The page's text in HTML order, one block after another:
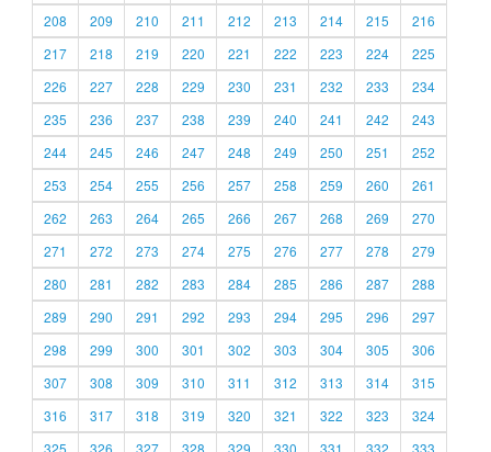
208
209 210 211 212 213 214 215
216
217
218 219 220 221 222 223 224
225
226
227 228 229 230 231 232 233
234
235
236 237 238 239 240 241 242
243
244
245 246 247 248 249 250 251
252
253
254 255 256 257 258 259 260
261
262
263 264 265 266 267 268 269
270
271
272 273 274 275 276 277 278
279
280
281 282 283 284 285 286 287
288
289
290 291 292 293 294 295 296
297
298
299 300 301 302 303 304 305
306
307
308 309 310 311 312 313 314
315
316
317 318 319 320 321 322 323
324
325
326 327 328 329 330 331 332 333